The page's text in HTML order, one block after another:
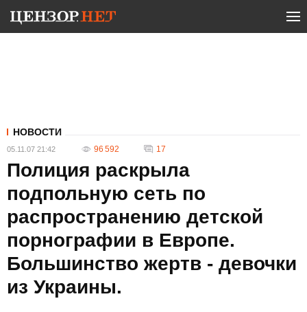
НОВОСТИ
05.11.07 21:42 96 592 17
Полиция раскрыла
подпольную сеть по
распространению детской
порнографии в Европе.
Большинство жертв - девочки
из Украины.